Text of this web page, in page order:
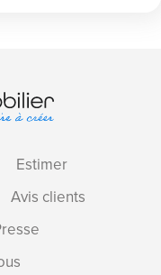
Estimer
Avis clients